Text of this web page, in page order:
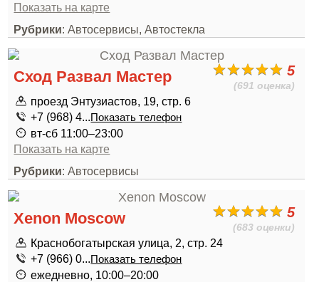
Показать на карте
Рубрики: Автосервисы, Автостекла
5
(691 оценка)
Сход Развал Мастер
проезд Энтузиастов, 19, стр. 6
+7 (968) 4...Показать телефон
вт-сб 11:00–23:00
Показать на карте
Рубрики: Автосервисы
5
(683 оценки)
Xenon Moscow
Краснобогатырская улица, 2, стр. 24
+7 (966) 0...Показать телефон
ежедневно, 10:00–20:00